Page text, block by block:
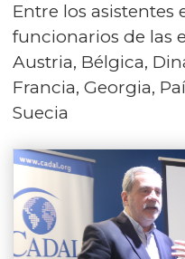
Entre los asistentes
funcionarios de las
Austria, Bélgica,
Francia, Georgia,
Suecia